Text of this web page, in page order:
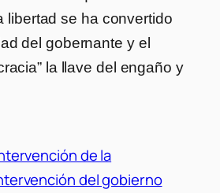
libertad se ha convertido
del gobernante y el
la llave del engaño y
de la
del gobierno